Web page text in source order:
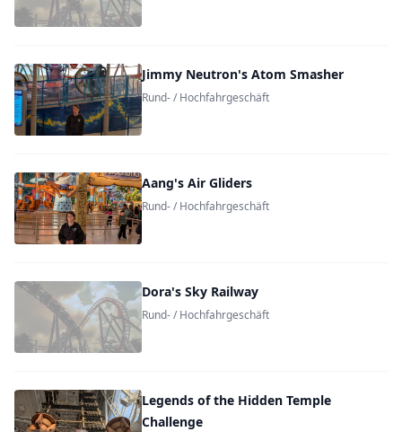
Jimmy Neutron's Atom Smasher
Rund- / Hochfahrgeschäft
Aang's Air Gliders
Rund- / Hochfahrgeschäft
Dora's Sky Railway
Rund- / Hochfahrgeschäft
Legends of the Hidden Temple
Challenge